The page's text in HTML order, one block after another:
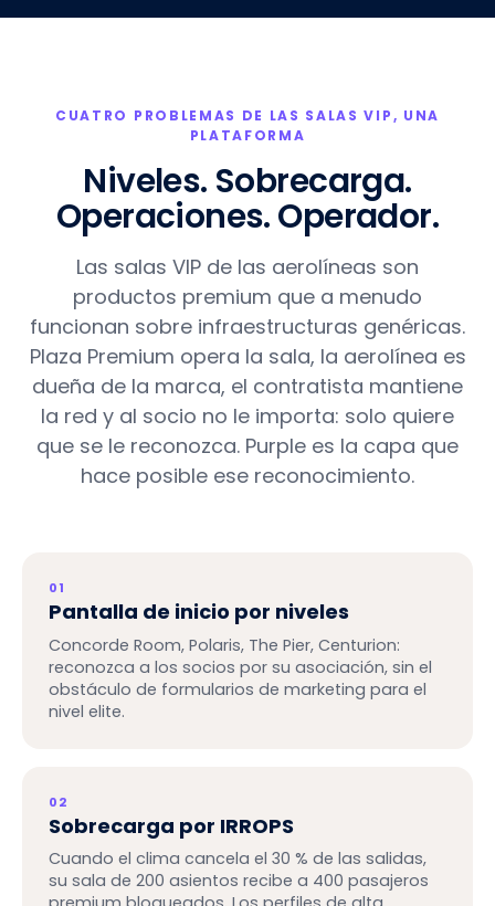
CUATRO PROBLEMAS DE LAS SALAS VIP, UNA
PLATAFORMA
Niveles. Sobrecarga.
Operaciones. Operador.
Las salas VIP de las aerolíneas son
productos premium que a menudo
funcionan sobre infraestructuras genéricas.
Plaza Premium opera la sala, la aerolínea es
dueña de la marca, el contratista mantiene
la red y al socio no le importa: solo quiere
que se le reconozca. Purple es la capa que
hace posible ese reconocimiento.
01
Pantalla de inicio por niveles
Concorde Room, Polaris, The Pier, Centurion:
reconozca a los socios por su asociación, sin el
obstáculo de formularios de marketing para el
nivel elite.
02
Sobrecarga por IRROPS
Cuando el clima cancela el 30 % de las salidas,
su sala de 200 asientos recibe a 400 pasajeros